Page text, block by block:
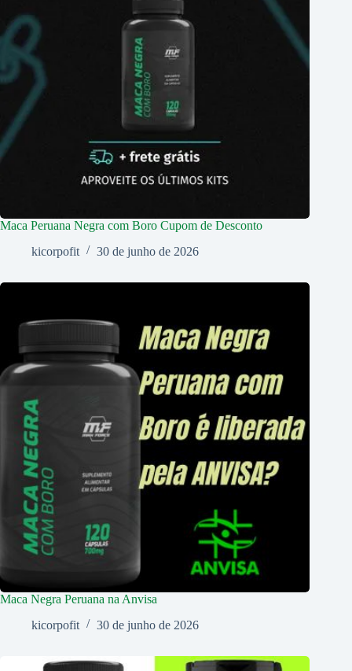
Maca Peruana Negra com Boro Cupom de Desconto
kicorpofit
30 de junho de 2026
Maca Negra Peruana na Anvisa
kicorpofit
30 de junho de 2026